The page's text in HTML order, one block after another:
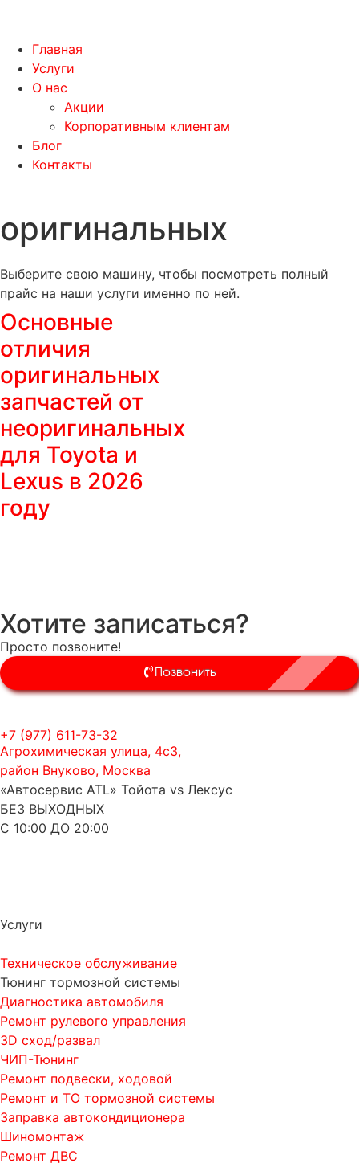
Главная
Услуги
О нас
Акции
Корпоративным клиентам
Блог
Контакты
оригинальных
Выберите свою машину, чтобы посмотреть полный
прайс на наши услуги именно по ней.
Основные
отличия
оригинальных
запчастей от
неоригинальных
для Toyota и
Lexus в 2026
году
Хотите записаться?
Просто позвоните!
Позвонить
+7 (977) 611-73-32
Агрохимическая улица, 4с3,
район Внуково, Москва
«Автосервис ATL» Тойота vs Лексус
БЕЗ ВЫХОДНЫХ
С 10:00 ДО 20:00
Услуги
Техническое обслуживание
Тюнинг тормозной системы
Диагностика автомобиля
Ремонт рулевого управления
3D сход/развал
ЧИП-Тюнинг
Ремонт подвески, ходовой
Ремонт и ТО тормозной системы
Заправка автокондиционера
Шиномонтаж
Ремонт ДВС